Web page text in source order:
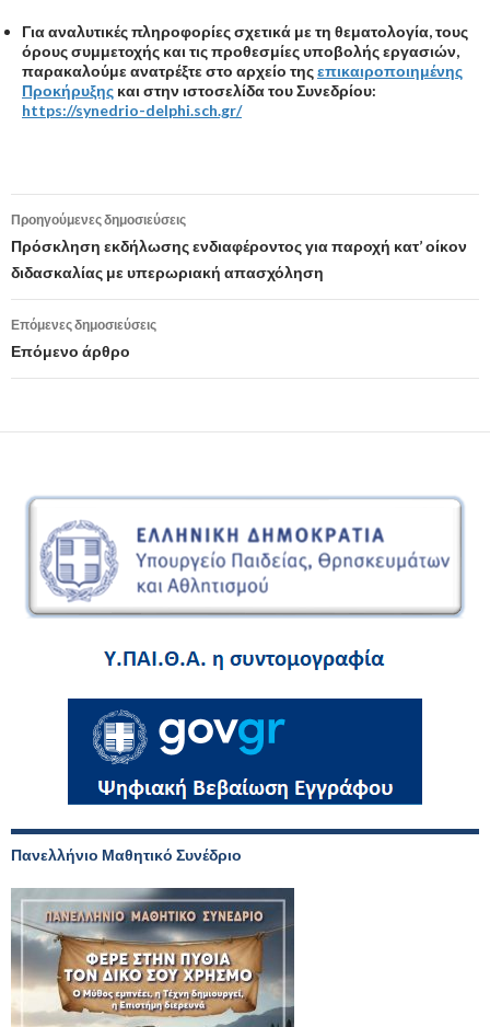
Για αναλυτικές πληροφορίες σχετικά με τη θεματολογία, τους
όρους συμμετοχής και τις προθεσμίες υποβολής εργασιών,
παρακαλούμε ανατρέξτε στο αρχείο τηςεπικαιροποιημένης
Προκήρυξης και στην ιστοσελίδα του Συνεδρίου:
https://synedrio-delphi.sch.gr/
Πλοήγηση
άρθρων
Προηγούμενες δημοσιεύσεις
Πρόσκληση εκδήλωσης ενδιαφέροντος για παροχή κατ’ οίκον
διδασκαλίας με υπερωριακή απασχόληση
Επόμενες δημοσιεύσεις
Επόμενο άρθρο
Πανελλήνιο Μαθητικό Συνέδριο